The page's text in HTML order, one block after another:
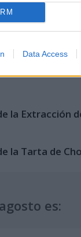
Data Access
Selfie en los
la Extracción
la Tarta de
es: